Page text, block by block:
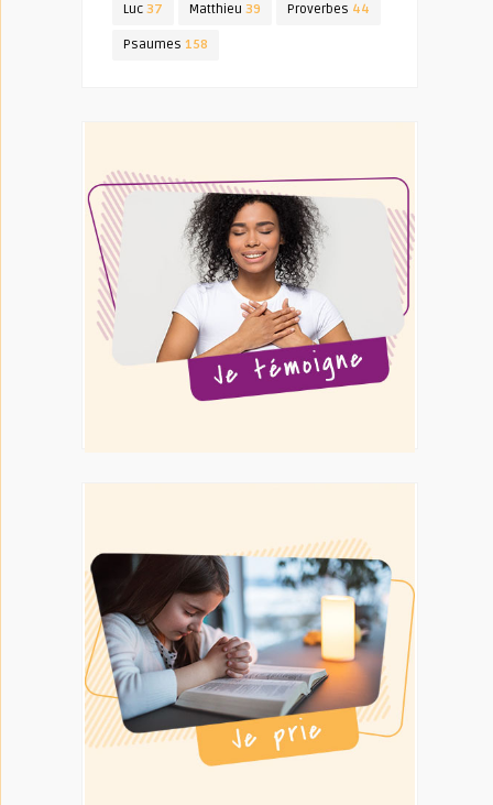
Luc 37 Matthieu 39 Proverbes 44
Psaumes 158